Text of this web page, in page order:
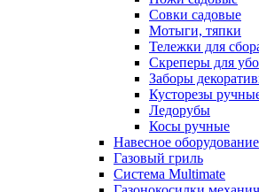
Совки садовые
Мотыги, тяпки
Тележки для
Скреперы для
Заборы
Кусторезы
Ледорубы
Косы ручные
Навесное оборудование
Газовый гриль
Система Multimate